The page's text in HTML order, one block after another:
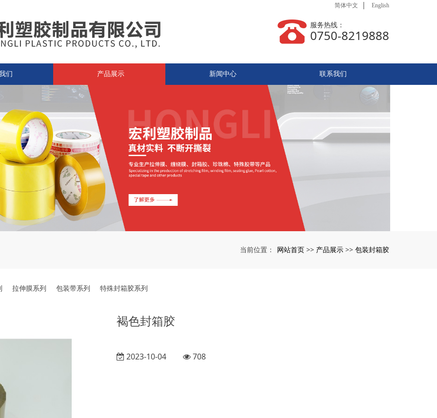
服务热线：
0750-8219888
简体中文 | English
们 产品展示 新闻中心 联系我们
当前位置： 网站首页 >> 产品展示 >> 包装封箱胶
拉伸膜系列 包装带系列 特殊封箱胶系列
褐色封箱胶
2023-10-04 708